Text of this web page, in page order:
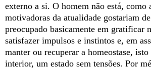
externo a si. O homem não está, como
motivadoras da atualidade gostariam
preocupado basicamente em gratificar
satisfazer impulsos e instintos e, em
manter ou recuperar a homeostase,
interior, um estado sem tensões. Por